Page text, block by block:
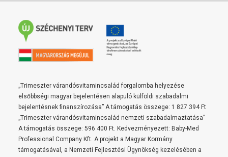
„Trimeszter várandósvitamincsalád forgalomba helyezése
elsőbbségi magyar bejelentésen alapuló külföldi szabadalmi
bejelentésnek finanszírozása” A támogatás összege: 1 827 394 Ft
„Trimeszter várandósvitamincsalád nemzeti szabadalmaztatása”
A támogatás összege: 596 400 Ft. Kedvezményezett: Baby-Med
Professional Company Kft. A projekt a Magyar Kormány
támogatásával, a Nemzeti Fejlesztési Ügynökség kezelésében a